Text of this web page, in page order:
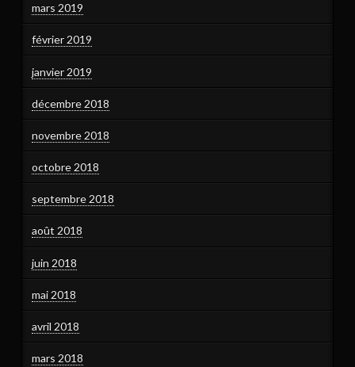
mars 2019
février 2019
janvier 2019
décembre 2018
novembre 2018
octobre 2018
septembre 2018
août 2018
juin 2018
mai 2018
avril 2018
mars 2018